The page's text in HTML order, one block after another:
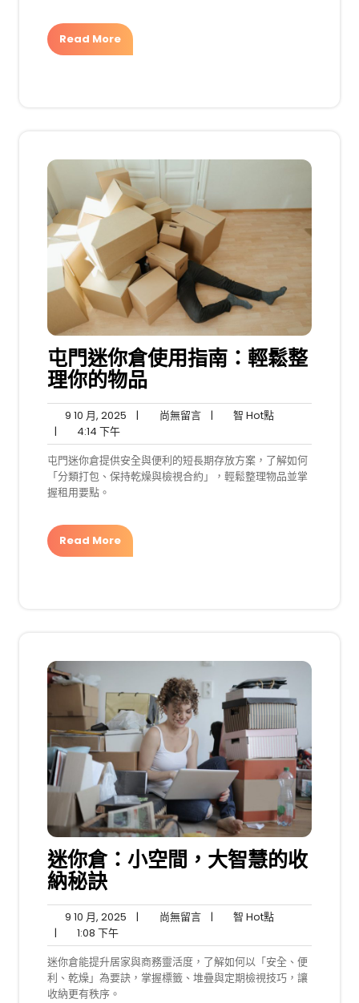
Read More
屯門迷你倉使用指南：輕鬆整
理你的物品
9 10 月, 2025
月,
2025
| 尚無留言尚
留
言
| 智 Hot點智
點
| 4:14 下午4:14
下
午
屯門迷你倉提供安全與便利的短長期存放方案，了解如何
「分類打包、保持乾燥與檢視合約」，輕鬆整理物品並掌
握租用要點。
Read More
迷你倉：小空間，大智慧的收
納秘訣
9 10 月, 2025
月,
2025
| 尚無留言尚
留
言
| 智 Hot點智
點
| 1:08 下午1:08
下
午
迷你倉能提升居家與商務靈活度，了解如何以「安全、便
利、乾燥」為要訣，掌握標籤、堆疊與定期檢視技巧，讓
收納更有秩序。